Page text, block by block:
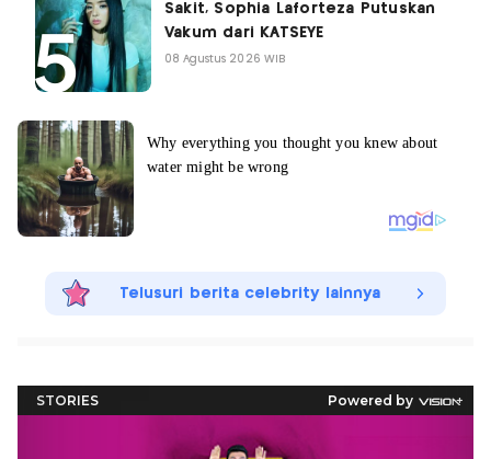
Sakit, Sophia Laforteza Putuskan
Vakum dari KATSEYE
08 Agustus 2026 WIB
Telusuri berita celebrity lainnya